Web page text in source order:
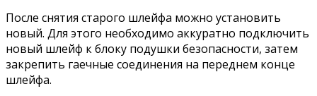
После снятия старого шлейфа можно установить
новый. Для этого необходимо аккуратно подключить
новый шлейф к блоку подушки безопасности, затем
закрепить гаечные соединения на переднем конце
шлейфа.